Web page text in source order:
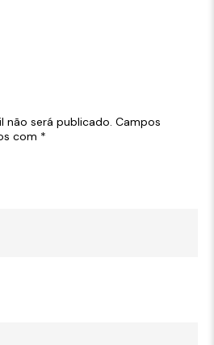
não será publicado. Campos
com *